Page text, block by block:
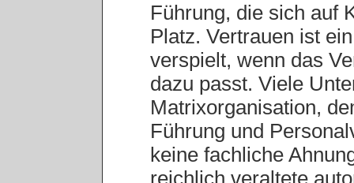
Führung, die sich auf
Platz. Vertrauen ist
verspielt, wenn das
dazu passt. Viele
Matrixorganisation,
Führung und
keine fachliche
reichlich veraltete